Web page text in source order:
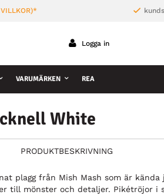
Logga in
VARUMÄRKEN REA
White
PRODUKTBESKRIVNING
plagg från Mish Mash som är
till mönster och detaljer. Pikétröjor i